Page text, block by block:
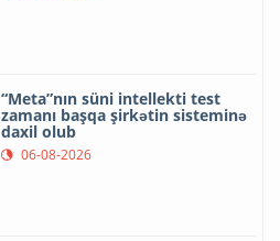
“Meta”nın süni intellekti test
zamanı başqa şirkətin sisteminə
daxil olub
06-08-2026